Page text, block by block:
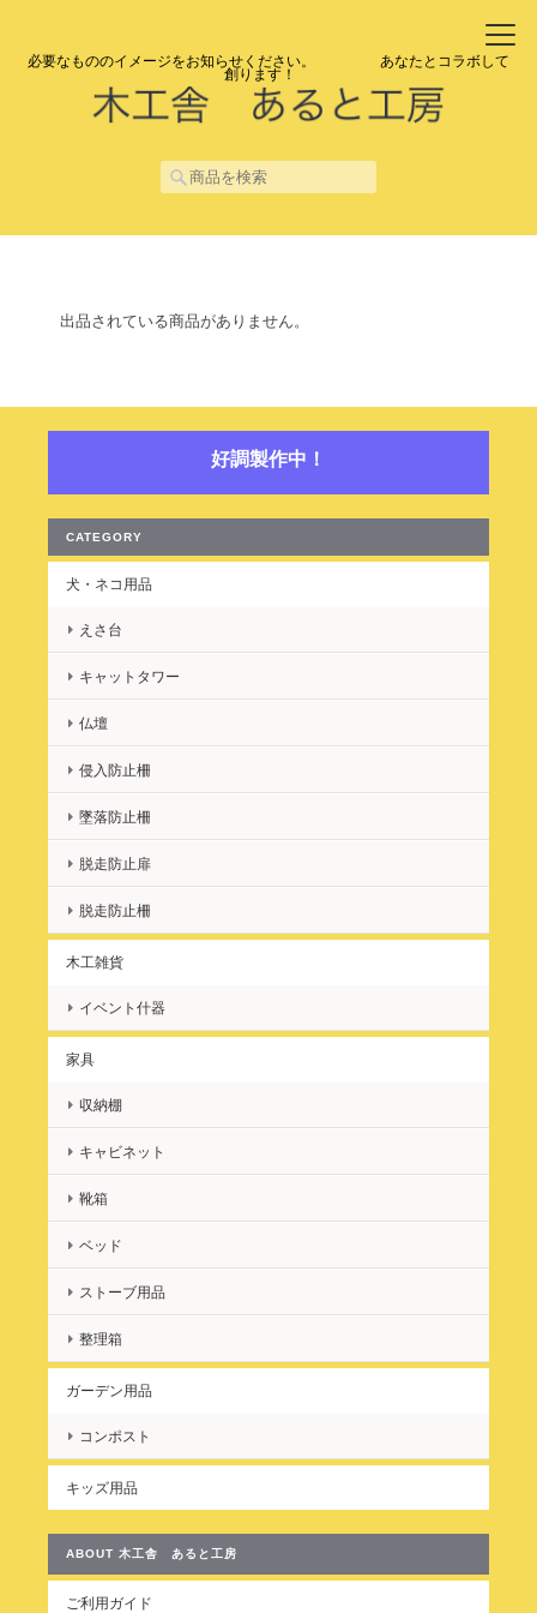
必要なもののイメージをお知らせください。 あなたとコラボして
創ります！
出品されている商品がありません。
好調製作中！
CATEGORY
犬・ネコ用品
えさ台
キャットタワー
仏壇
侵入防止柵
墜落防止柵
脱走防止扉
脱走防止柵
木工雑貨
イベント什器
家具
収納棚
キャビネット
靴箱
ベッド
ストーブ用品
整理箱
ガーデン用品
コンポスト
キッズ用品
ABOUT 木工舎 あると工房
ご利用ガイド